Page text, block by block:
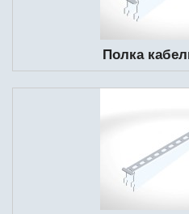
Полка